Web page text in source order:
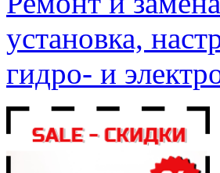
установка,
гидро- и